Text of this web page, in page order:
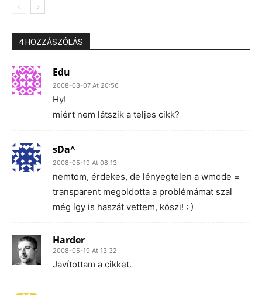
4 HOZZÁSZÓLÁS
Edu
2008-03-07 At 20:56
Hy!
miért nem látszik a teljes cikk?
sDa^
2008-05-19 At 08:13
nemtom, érdekes, de lényegtelen a wmode =
transparent megoldotta a problémámat szal
még így is haszát vettem, köszi! : )
Harder
2008-05-19 At 13:32
Javítottam a cikket.